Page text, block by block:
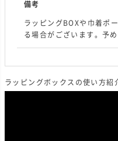
備考
ラッピングBOXや巾着ポ
る場合がございます。予
ラッピングボックスの使い方紹